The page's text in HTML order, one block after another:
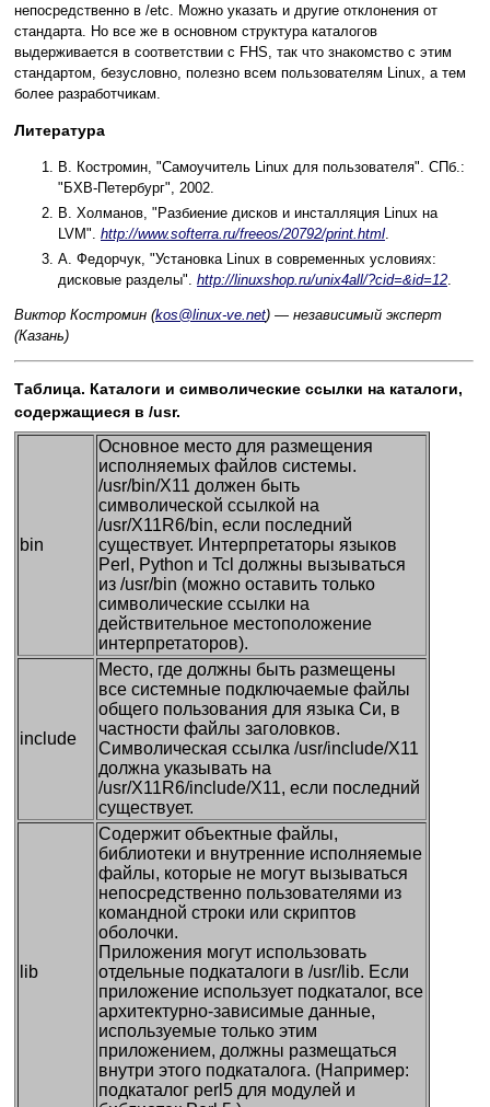
непосредственно в /etc. Можно указать и другие отклонения от
стандарта. Но все же в основном структура каталогов
выдерживается в соответствии с FHS, так что знакомство с этим
стандартом, безусловно, полезно всем пользователям Linux, а тем
более разработчикам.
Литература
В. Костромин, "Самоучитель Linux для пользователя". СПб.:
"БХВ-Петербург", 2002.
В. Холманов, "Разбиение дисков и инсталляция Linux на
LVM". http://www.softerra.ru/freeos/20792/print.html.
А. Федорчук, "Установка Linux в современных условиях:
дисковые разделы". http://linuxshop.ru/unix4all/?cid=&id=12.
Виктор Костромин (kos@linux-ve.net) — независимый эксперт
(Казань)
Таблица. Каталоги и символические ссылки на каталоги,
содержащиеся в /usr.
bin
Основное место для размещения
исполняемых файлов системы.
/usr/bin/X11 должен быть
символической ссылкой на
/usr/X11R6/bin, если последний
существует. Интерпретаторы языков
Perl, Python и Tcl должны вызываться
из /usr/bin (можно оставить только
символические ссылки на
действительное местоположение
интерпретаторов).
include
Место, где должны быть размещены
все системные подключаемые файлы
общего пользования для языка Cи, в
частности файлы заголовков.
Символическая ссылка /usr/include/X11
должна указывать на
/usr/X11R6/include/X11, если последний
существует.
lib
Содержит объектные файлы,
библиотеки и внутренние исполняемые
файлы, которые не могут вызываться
непосредственно пользователями из
командной строки или скриптов
оболочки.
Приложения могут использовать
отдельные подкаталоги в /usr/lib. Если
приложение использует подкаталог, все
архитектурно-зависимые данные,
используемые только этим
приложением, должны размещаться
внутри этого подкаталога. (Например:
подкаталог perl5 для модулей и